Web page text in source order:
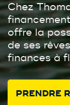
Chez
offre la
de ses
finances à
PRENDRE